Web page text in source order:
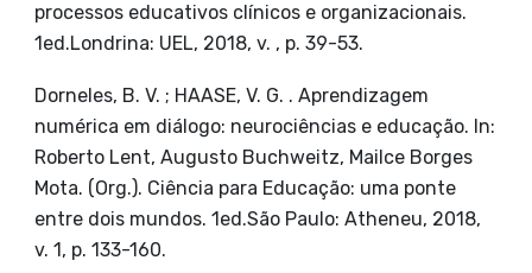
processos educativos clínicos e organizacionais.
1ed.Londrina: UEL, 2018, v. , p. 39-53.
Dorneles, B. V. ; HAASE, V. G. . Aprendizagem
numérica em diálogo: neurociências e educação. In:
Roberto Lent, Augusto Buchweitz, Mailce Borges
Mota. (Org.). Ciência para Educação: uma ponte
entre dois mundos. 1ed.São Paulo: Atheneu, 2018,
v. 1, p. 133-160.